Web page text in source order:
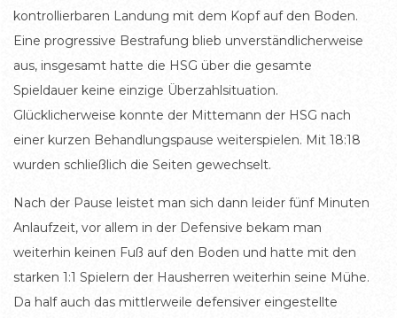
kontrollierbaren Landung mit dem Kopf auf den Boden.
Eine progressive Bestrafung blieb unverständlicherweise
aus, insgesamt hatte die HSG über die gesamte
Spieldauer keine einzige Überzahlsituation.
Glücklicherweise konnte der Mittemann der HSG nach
einer kurzen Behandlungspause weiterspielen. Mit 18:18
wurden schließlich die Seiten gewechselt.
Nach der Pause leistet man sich dann leider fünf Minuten
Anlaufzeit, vor allem in der Defensive bekam man
weiterhin keinen Fuß auf den Boden und hatte mit den
starken 1:1 Spielern der Hausherren weiterhin seine Mühe.
Da half auch das mittlerweile defensiver eingestellte